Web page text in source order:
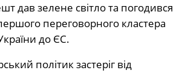
дав зелене світло та погодився
переговорного кластера
до ЄС.
політик застеріг від